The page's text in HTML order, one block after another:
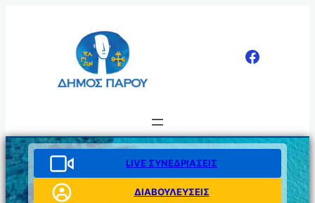
LIVE ΣΥΝΕΔΡΙΑΣΕΙΣ
ΔΙΑΒΟΥΛΕΥΣΕΙΣ